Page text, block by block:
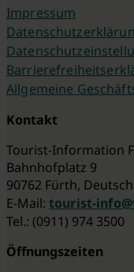
Impressum
Allgemeine
Kontakt
Tourist-Information
Bahnhofplatz 9
90762 Fürth,
E-Mail: tourist-
Tel.: (0911) 974 3500
Öffnungszeiten